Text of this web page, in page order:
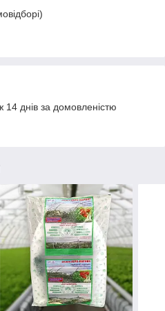
днів за домовленістю